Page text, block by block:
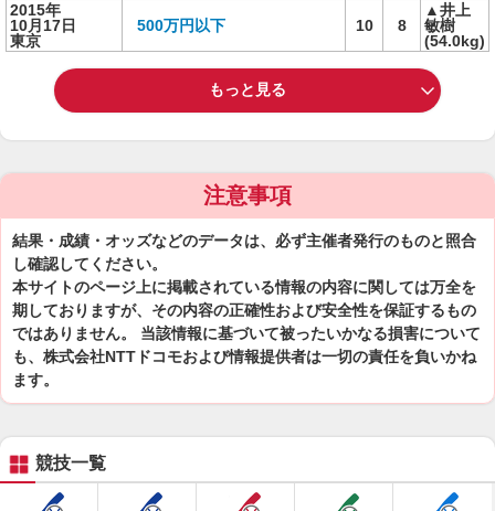
2015年
10月17日
東京
500万円以下 10 8
▲井上
敏樹
(54.0kg)
もっと見る
注意事項
結果・成績・オッズなどのデータは、必ず主催者発行のものと照合
し確認してください。
本サイトのページ上に掲載されている情報の内容に関しては万全を
期しておりますが、その内容の正確性および安全性を保証するもの
ではありません。 当該情報に基づいて被ったいかなる損害について
も、株式会社NTTドコモおよび情報提供者は一切の責任を負いかね
ます。
競技一覧